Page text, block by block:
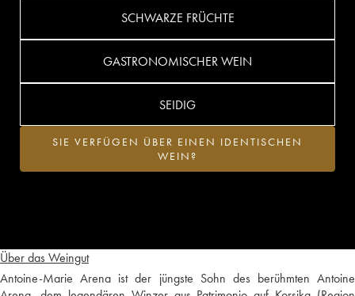
Über das Weingut
Antoine-Marie Arena ist der jüngste Sohn des berühmten Antoine
SCHWARZE FRÜCHTE
GASTRONOMISCHER WEIN
SEIDIG
SIE VERFÜGEN ÜBER EINEN IDENTISCHEN
WEIN?